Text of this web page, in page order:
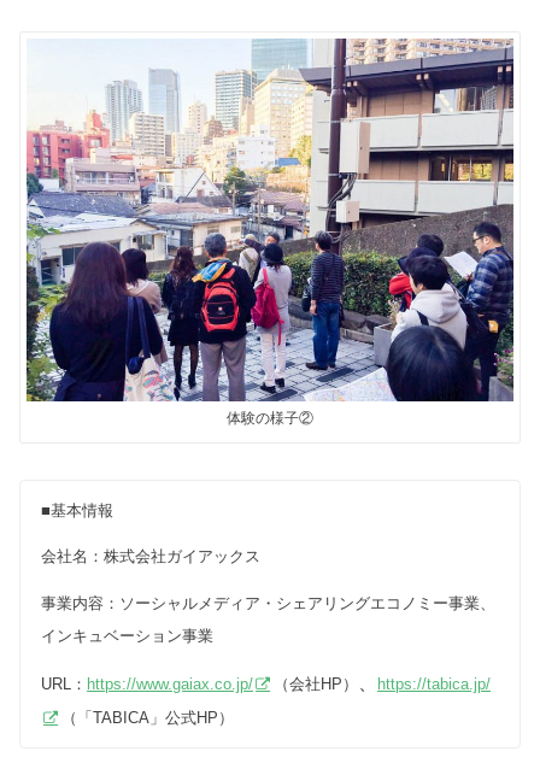
体験の様子②
■基本情報
会社名：株式会社ガイアックス
事業内容：ソーシャルメディア・シェアリングエコノミー事業、
インキュベーション事業
URL： https://www.gaiax.co.jp/ （会社HP）
https://tabica.jp/
（「TABICA」公式HP）